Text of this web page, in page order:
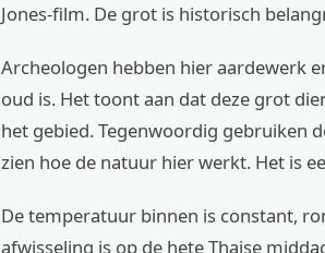
Jones-film. De grot is historisch
Archeologen hebben hier aardewerk
oud is. Het toont aan dat deze grot
het gebied. Tegenwoordig gebruiken
zien hoe de natuur hier werkt. Het is
De temperatuur binnen is constant,
afwisseling is op de hete Thaise